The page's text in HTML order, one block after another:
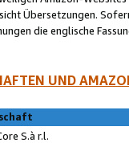
Übersetzungen.
die englische
UND
S.à r.l.